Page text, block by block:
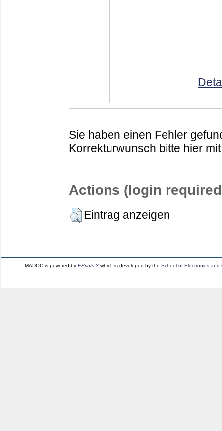
Sie haben einen Fehler
Korrekturwunsch bitte hier
Actions (login
Eintrag anzeigen
MADOC is powered byEPrints 3 which is developed by theSchool of Electronics and